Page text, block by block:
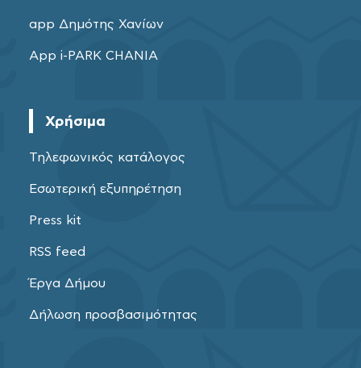
app Δημότης Χανίων
App i-PARK CHANIA
Χρήσιμα
Τηλεφωνικός κατάλογος
Εσωτερική εξυπηρέτηση
Press kit
RSS feed
Έργα Δήμου
Δήλωση προσβασιμότητας